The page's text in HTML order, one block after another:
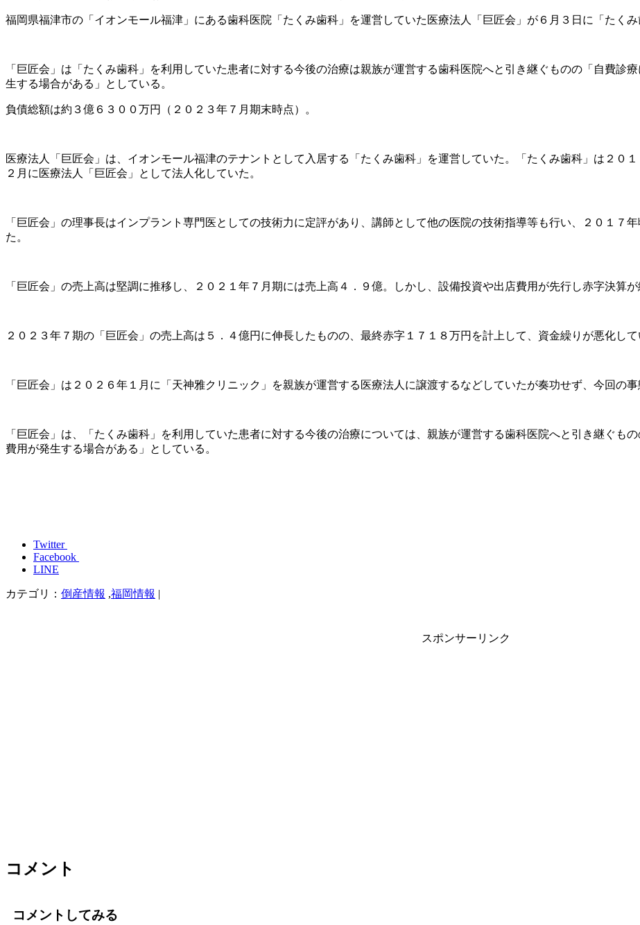
福岡県福津市の「イオンモール福津」にある歯科医院「たくみ歯科」を運営していた医療法人「巨匠会」が６月３日に「たく
「巨匠会」は「たくみ歯科」を利用していた患者に対する今後の治療は親族が運営する歯科医院へと引き継ぐものの「自費診
生する場合がある」としている。
負債総額は約３億６３００万円（２０２３年７月期末時点）。
医療法人「巨匠会」は、イオンモール福津のテナントとして入居する「たくみ歯科」を運営していた。「たくみ歯科」は２０
２月に医療法人「巨匠会」として法人化していた。
「巨匠会」の理事長はインプラント専門医としての技術力に定評があり、講師として他の医院の技術指導等も行い、２０１７
た。
「巨匠会」の売上高は堅調に推移し、２０２１年７月期には売上高４．９億。しかし、設備投資や出店費用が先行し赤字決算
２０２３年７期の「巨匠会」の売上高は５．４億円に伸長したものの、最終赤字１７１８万円を計上して、資金繰りが悪化して
「巨匠会」は２０２６年１月に「天神雅クリニック」を親族が運営する医療法人に譲渡するなどしていたが奏功せず、今回の事
「巨匠会」は、「たくみ歯科」を利用していた患者に対する今後の治療については、親族が運営する歯科医院へと引き継ぐも
費用が発生する場合がある」としている。
Twitter
Facebook
LINE
カテゴリ： 倒産情報 ,福岡情報 |
スポンサーリンク
コメント
コメントしてみる